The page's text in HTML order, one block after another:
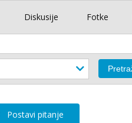
Diskusije Fotke
Postavi pitanje